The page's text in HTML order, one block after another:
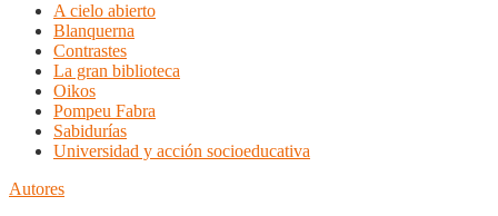
A cielo abierto
Blanquerna
Contrastes
La gran biblioteca
Oikos
Pompeu Fabra
Sabidurías
Universidad y acción socioeducativa
Autores